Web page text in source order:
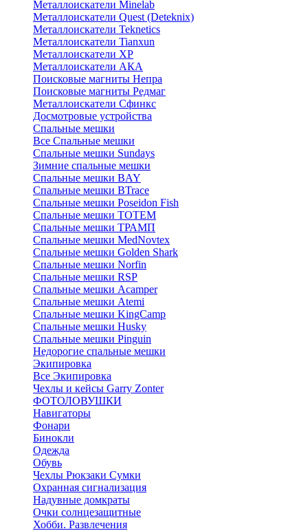
Металлоискатели Minelab
Металлоискатели Quest (Deteknix)
Металлоискатели Teknetics
Металлоискатели Tianxun
Металлоискатели XP
Металлоискатели АКА
Поисковые магниты Непра
Поисковые магниты Редмаг
Металлоискатели Сфинкс
Досмотровые устройства
Спальные мешки
Все Спальные мешки
Спальные мешки Sundays
Зимние спальные мешки
Спальные мешки BAY
Спальные мешки BTrace
Спальные мешки Poseidon Fish
Спальные мешки ТОТЕМ
Спальные мешки ТРАМП
Cпальные мешки MedNovtex
Спальные мешки Golden Shark
Спальные мешки Norfin
Спальные мешки RSP
Спальные мешки Acamper
Спальные мешки Atemi
Спальные мешки KingCamp
Спальные мешки Husky
Спальные мешки Pinguin
Недорогие спальные мешки
Экипировка
Все Экипировка
Чехлы и кейсы Garry Zonter
ФОТОЛОВУШКИ
Навигаторы
Фонари
Бинокли
Одежда
Обувь
Чехлы Рюкзаки Сумки
Охранная сигнализация
Надувные домкраты
Очки солнцезащитные
Хобби. Развлечения